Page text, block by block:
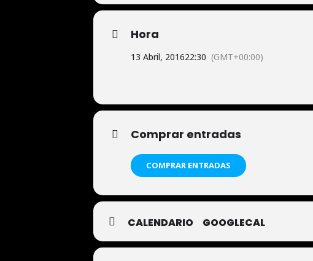
Hora
13 Abril, 201622:30 (GMT+00:00)
Comprar entradas
COMPRAR ENTRADAS
CALENDARIO GOOGLECAL